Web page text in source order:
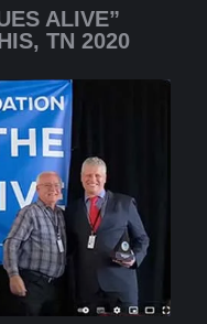
ALIVE”
TN 2020